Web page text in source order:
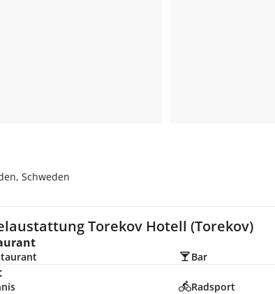
Schweden
Torekov Hotell (Torekov)
Bar
Radsport